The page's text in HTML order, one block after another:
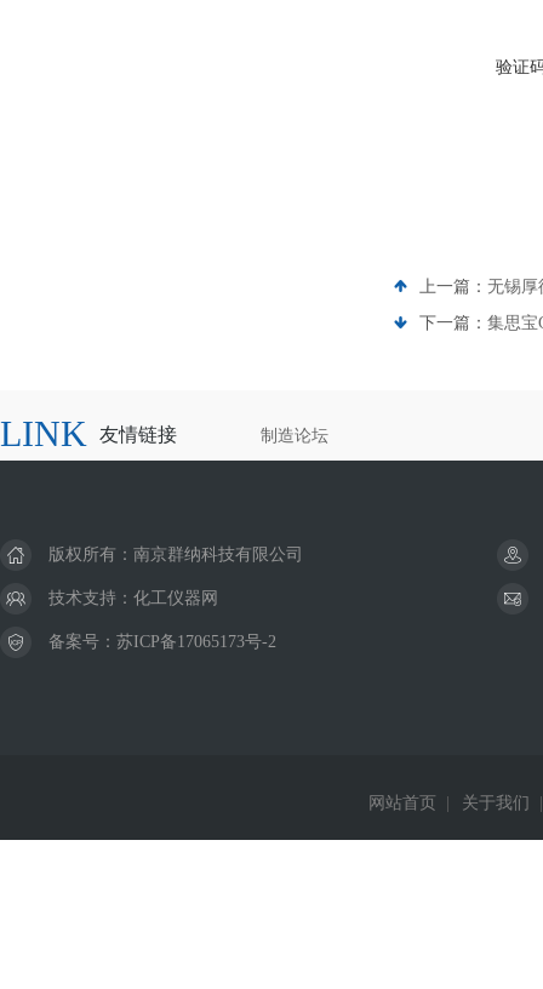
验证
上一篇： 无锡厚
下一篇： 集思宝
LINK 友情链接 制造论坛
版权所有：南京群纳科技有限公司
技术支持： 化工仪器网
备案号： 苏ICP备17065173号-2
网站首页 关于我们